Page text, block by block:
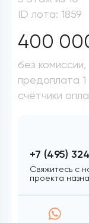
ID лота: 1859
400
без
предоплата 1
счётчики
+7 (495)
Свяжитесь с
проекта